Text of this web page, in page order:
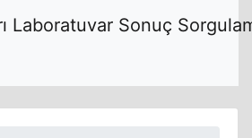
Laboratuvar Sonuç